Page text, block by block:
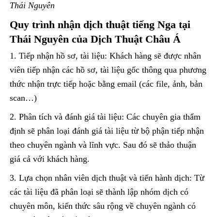
Thái Nguyên
Quy trình nhận dịch thuật tiếng Nga tại
Thái Nguyên của Dịch Thuật Châu Á
1. Tiếp nhận hồ sơ, tài liệu: Khách hàng sẽ được nhân
viên tiếp nhận các hồ sơ, tài liệu gốc thông qua phương
thức nhận trực tiếp hoặc bằng email (các file, ảnh, bản
scan…)
2. Phân tích và đánh giá tài liệu: Các chuyên gia thẩm
định sẽ phân loại đánh giá tài liệu từ bộ phận tiếp nhận
theo chuyên ngành và lĩnh vực. Sau đó sẽ thảo thuận
giá cả với khách hàng.
3. Lựa chọn nhân viên dịch thuật và tiến hành dịch: Từ
các tài liệu đã phân loại sẽ thành lập nhóm dịch có
chuyên môn, kiến thức sâu rộng về chuyên ngành có